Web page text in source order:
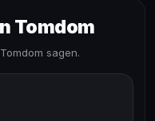
Tomdom
sagen.